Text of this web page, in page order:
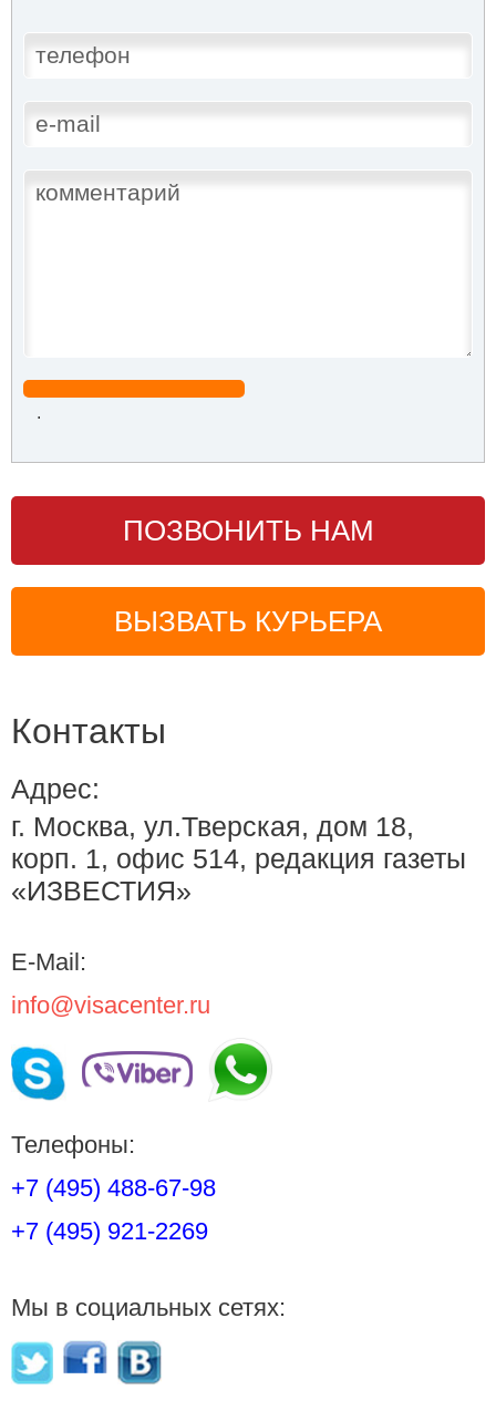
.
ПОЗВОНИТЬ НАМ
ВЫЗВАТЬ КУРЬЕРА
Контакты
Адрес:
г. Москва, ул.Тверская, дом 18,
корп. 1, офис 514, редакция газеты
«ИЗВЕСТИЯ»
E-Mail:
info@visacenter.ru
Телефоны:
+7 (495) 488-67-98
+7 (495) 921-2269
Мы в социальных сетях: